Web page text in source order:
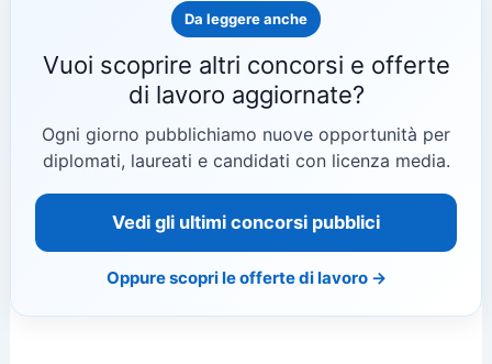
Da leggere anche
Vuoi scoprire altri concorsi e offerte
di lavoro aggiornate?
Ogni giorno pubblichiamo nuove opportunità per
diplomati, laureati e candidati con licenza media.
Vedi gli ultimi concorsi pubblici
Oppure scopri le offerte di lavoro →